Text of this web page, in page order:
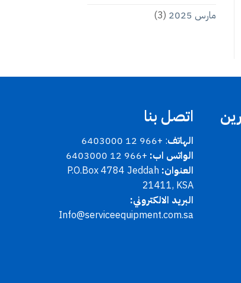
مارس 2025
(3)
اتصل بنا
الهاتف: +966 12 6403000
الواتس اب: +966 12 6403000
العنوان: P.O.Box 4784 Jeddah
21411, KSA
البريد الالكتروني:
Info@serviceequipment.com.sa